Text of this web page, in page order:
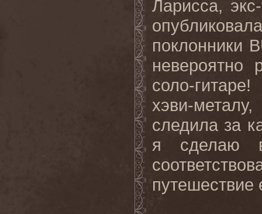
Ларисса,
поклонники
невероятно
соло-
хэви-
следила за
я сделаю
путешествие